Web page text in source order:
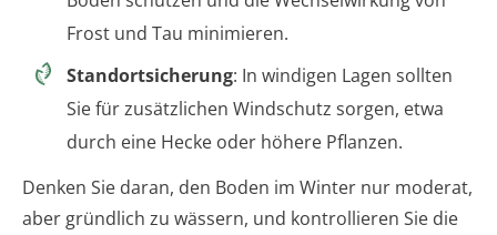
Frost und Tau minimieren.
Standortsicherung: In windigen Lagen sollten
Sie für zusätzlichen Windschutz sorgen, etwa
durch eine Hecke oder höhere Pflanzen.
Denken Sie daran, den Boden im Winter nur moderat,
aber gründlich zu wässern, und kontrollieren Sie die